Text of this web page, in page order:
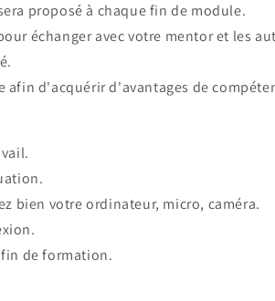
proposé à chaque fin de module.
échanger avec votre mentor et les
d'acquérir d'avantages de
bien votre ordinateur, micro, caméra.
de formation.